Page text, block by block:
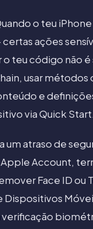
o teu
ações
teu código não é
usar
e
via Quick Start.
atraso de
Account,
Face ID ou
Dispositivos